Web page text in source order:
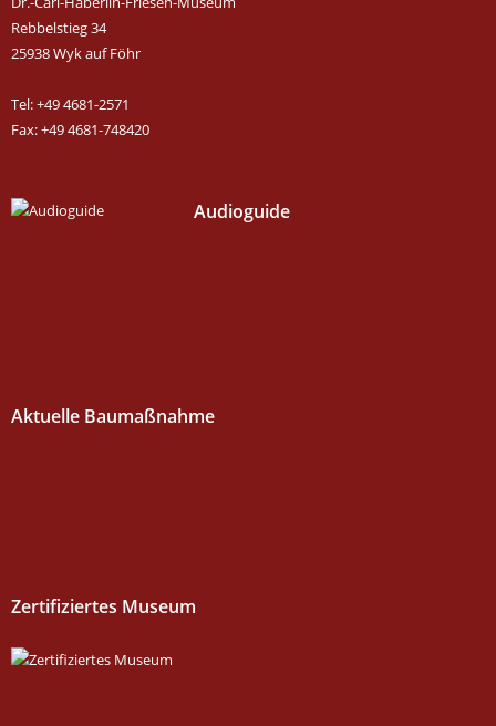
Rebbelstieg 34
25938 Wyk auf Föhr
Tel: +49 4681-2571
Fax: +49 4681-748420
Audioguide
Aktuelle Baumaßnahme
Zertifiziertes Museum